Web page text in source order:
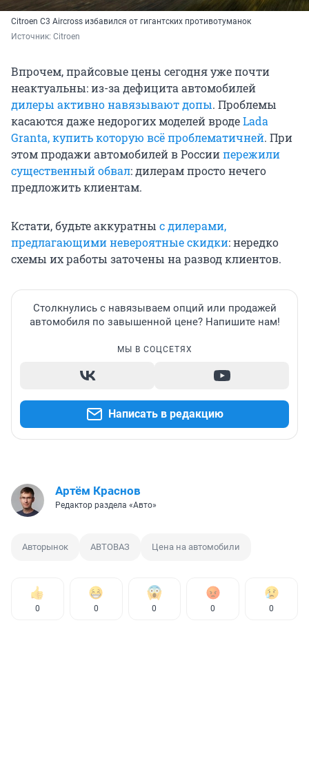
Citroen C3 Aircross избавился от гигантских противотуманок
Источник: Citroen
Впрочем, прайсовые цены сегодня уже почти
неактуальны: из-за дефицита автомобилей
дилеры активно навязывают допы. Проблемы
касаются даже недорогих моделей вродеLada
Granta, купить которую всё проблематичней. При
этом продажи автомобилей в Россиипережили
существенный обвал: дилерам просто нечего
предложить клиентам.
Кстати, будьте аккуратны с дилерами,
предлагающими невероятные скидки: нередко
схемы их работы заточены на развод клиентов.
Столкнулись с навязываем опций или продажей
автомобиля по завышенной цене? Напишите нам!
МЫ В СОЦСЕТЯХ
Написать в редакцию
Артём Краснов
Редактор раздела «Авто»
Авторынок АВТОВАЗ Цена на автомобили
0 0 0 0 0